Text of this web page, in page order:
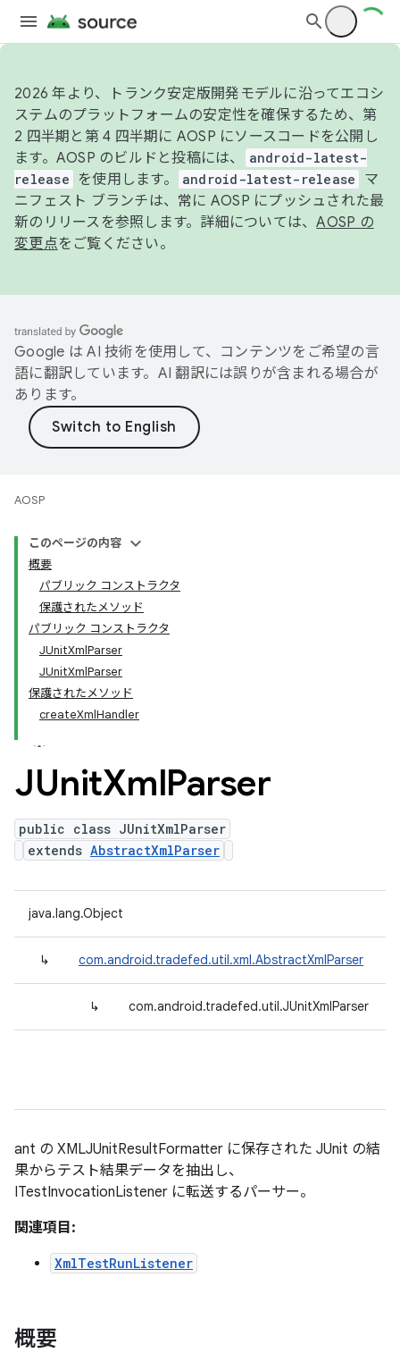
2026 年より、トランク安定版開発モデルに沿ってエコシ
ステムのプラットフォームの安定性を確保するため、第
2 四半期と第 4 四半期に AOSP にソースコードを公開し
ます。AOSP のビルドと投稿には、
android-latest-
release
を使用します。 android-latest-release
マ
ニフェスト ブランチは、常に AOSP にプッシュされた最
新のリリースを参照します。詳細については、AOSP の
変更点をご覧ください。
Google は AI 技術を使用して、コンテンツをご希望の言
語に翻訳しています。AI 翻訳には誤りが含まれる場合が
あります。
AOSP
このページの内容
概要
パブリック コンストラクタ
保護されたメソッド
パブリック コンストラクタ
JUnitXmlParser
JUnitXmlParser
保護されたメソッド
createXmlHandler
JUnitXmlParser
public class JUnitXmlParser
extends AbstractXmlParser
java.lang.Object
↳ com.android.tradefed.util.xml.AbstractXmlParser
↳ com.android.tradefed.util.JUnitXmlParser
ant の XMLJUnitResultFormatter に保存された JUnit の結
果からテスト結果データを抽出し、
ITestInvocationListener に転送するパーサー。
関連項目:
XmlTestRunListener
概要